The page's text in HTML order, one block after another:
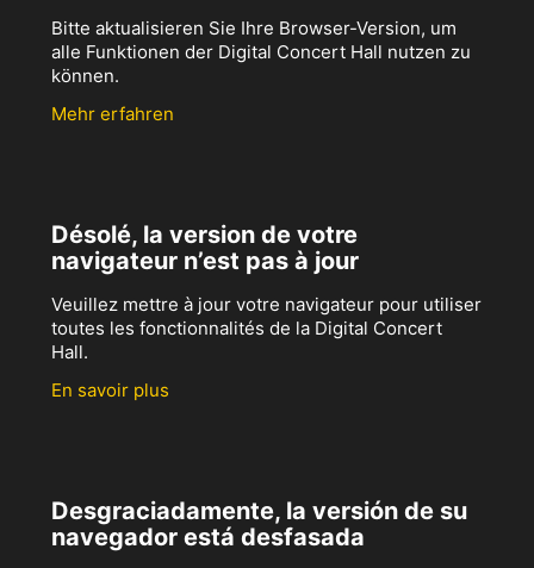
Bitte aktualisieren Sie Ihre Browser-Version, um
alle Funktionen der Digital Concert Hall nutzen zu
können.
Mehr erfahren
Désolé, la version de votre
navigateur n’est pas à jour
Veuillez mettre à jour votre navigateur pour utiliser
toutes les fonctionnalités de la Digital Concert
Hall.
En savoir plus
Desgraciadamente, la versión de su
navegador está desfasada